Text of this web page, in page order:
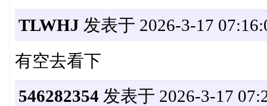
TLWHJ 发表于 2026-3-17
有空去看下
546282354 发表于 2026-3-17